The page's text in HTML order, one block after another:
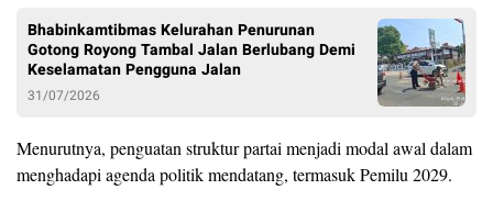
Bhabinkamtibmas Kelurahan Penurunan
Gotong Royong Tambal Jalan Berlubang Demi
Keselamatan Pengguna Jalan
31/07/2026
Menurutnya, penguatan struktur partai menjadi modal awal dalam
menghadapi agenda politik mendatang, termasuk Pemilu 2029.